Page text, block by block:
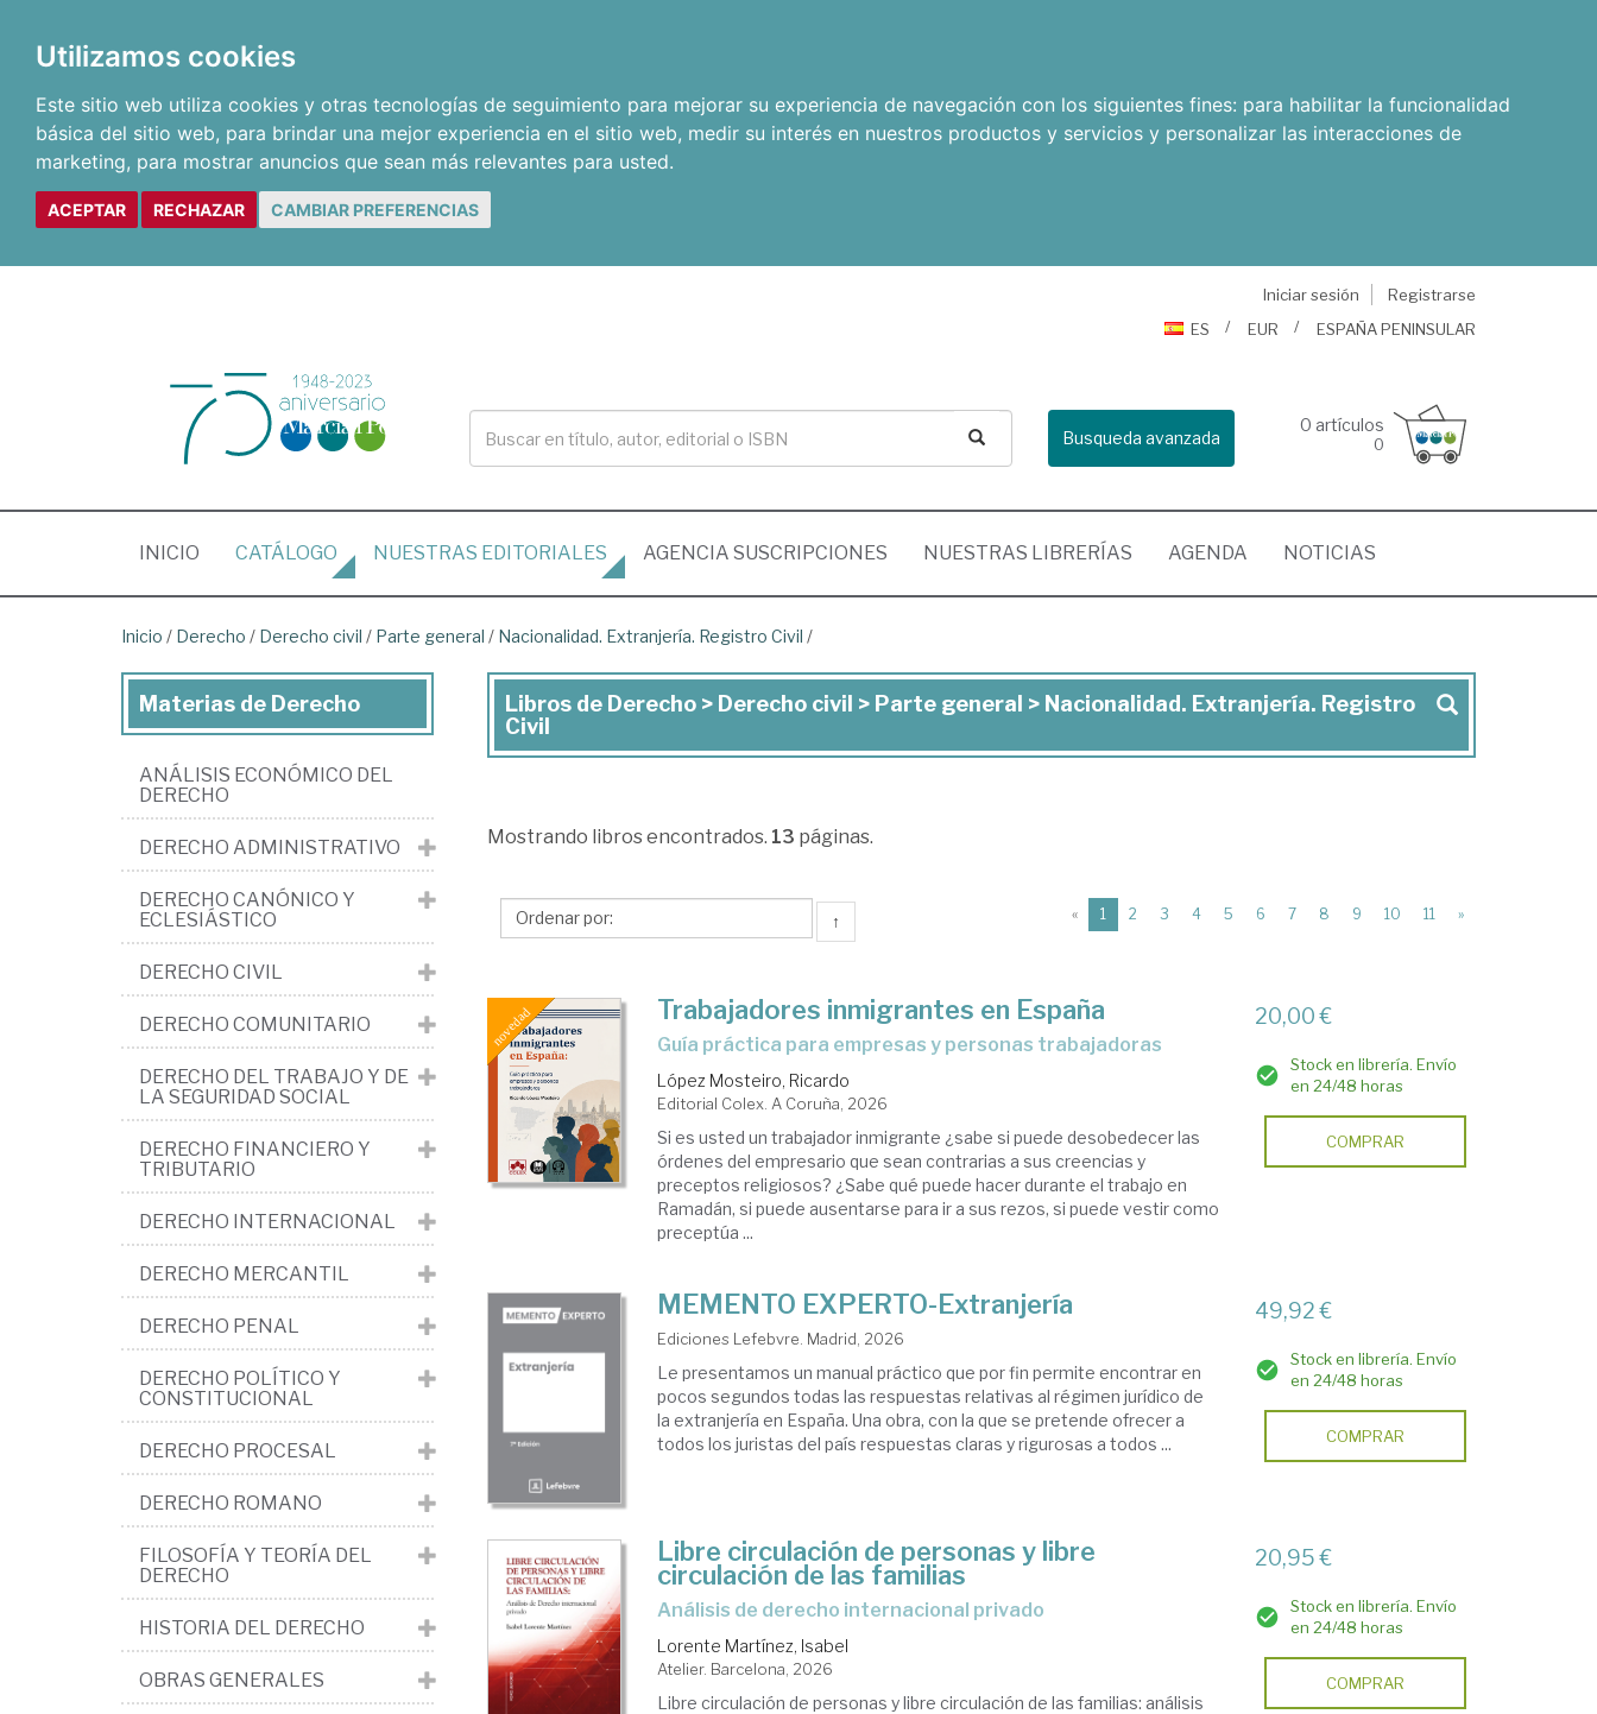
Utilizamos cookies
Este sitio web utiliza cookies y otras tecnologías de seguimiento para mejorar su experiencia de navegación con los siguientes fines: para habilitar la funcionalidad
básica del sitio web, para brindar una mejor experiencia en el sitio web, medir su interés en nuestros productos y servicios y personalizar las interacciones de
marketing, para mostrar anuncios que sean más relevantes para usted.
ACEPTAR RECHAZAR CAMBIAR PREFERENCIAS
Iniciar sesión
Registrarse
ES
EUR ESPAÑA PENINSULAR
Busqueda avanzada
0 artículos
0
INICIO (CURRENT)
CATÁLOGO NUESTRAS EDITORIALES AGENCIA SUSCRIPCIONES NUESTRAS LIBRERÍAS AGENDA NOTICIAS
Inicio / Derecho / Derecho civil / Parte general / Nacionalidad. Extranjería. Registro Civil /
Libros
de
>
civil
>
general
>
Nacionalidad.
Extranjería.
Registro
Civil
Libros de Derecho > Derecho civil > Parte general > Nacionalidad. Extranjería. Registro
Civil
Mostrando libros encontrados. 13 páginas.
↑ « 1 (current)
2 3 4 5 6 7 8 9 10 11 »
Trabajadores inmigrantes en España
guía práctica para empresas y personas trabajadoras
López Mosteiro, Ricardo
Editorial Colex. A Coruña, 2026
Si es usted un trabajador inmigrante ¿sabe si puede desobedecer las
órdenes del empresario que sean contrarias a sus creencias y
preceptos religiosos? ¿Sabe qué puede hacer durante el trabajo en
Ramadán, si puede ausentarse para ir a sus rezos, si puede vestir como
preceptúa ...
20,00 €
Stock en librería. Envío
en 24/48 horas
COMPRAR
MEMENTO EXPERTO-Extranjería
Ediciones Lefebvre. Madrid, 2026
Le presentamos un manual práctico que por fin permite encontrar en
pocos segundos todas las respuestas relativas al régimen jurídico de
la extranjería en España. Una obra, con la que se pretende ofrecer a
todos los juristas del país respuestas claras y rigurosas a todos ...
49,92 €
Stock en librería. Envío
en 24/48 horas
COMPRAR
Libre circulación de personas y libre
circulación de las familias
análisis de derecho internacional privado
Lorente Martínez, Isabel
Atelier. Barcelona, 2026
Libre circulación de personas y libre circulación de las familias: análisis
20,95 €
Stock en librería. Envío
en 24/48 horas
COMPRAR
Materias de Derecho
ANÁLISIS ECONÓMICO DEL
DERECHO
DERECHO ADMINISTRATIVO
DERECHO CANÓNICO Y
ECLESIÁSTICO
DERECHO CIVIL
DERECHO COMUNITARIO
DERECHO DEL TRABAJO Y DE
LA SEGURIDAD SOCIAL
DERECHO FINANCIERO Y
TRIBUTARIO
DERECHO INTERNACIONAL
DERECHO MERCANTIL
DERECHO PENAL
DERECHO POLÍTICO Y
CONSTITUCIONAL
DERECHO PROCESAL
DERECHO ROMANO
FILOSOFÍA Y TEORÍA DEL
DERECHO
HISTORIA DEL DERECHO
OBRAS GENERALES